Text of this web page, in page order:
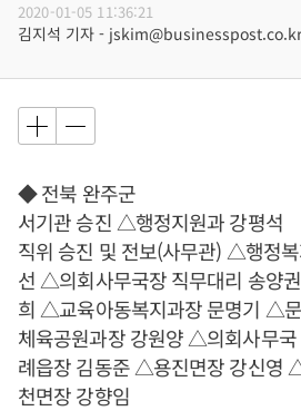
2020-01-05 11:36:21
김지석 기자 - jskim@businesspost.co.kr
◆ 전북 완주군
서기관 승진 △행정지원과 강평석
직위 승진 및 전보(사무관) △행정
선 △의회사무국장 직무대리 송양
희 △교육아동복지과장 문명기 △
체육공원과장 강원양 △의회사무
례읍장 김동준 △용진면장 강신영
천면장 강향임